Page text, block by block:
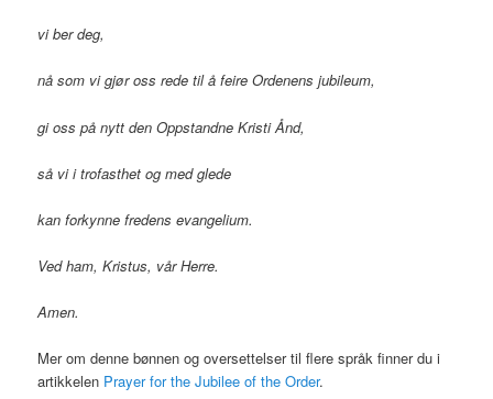
vi ber deg,
nå som vi gjør oss rede til å feire Ordenens jubileum,
gi oss på nytt den Oppstandne Kristi Ånd,
så vi i trofasthet og med glede
kan forkynne fredens evangelium.
Ved ham, Kristus, vår Herre.
Amen.
Mer om denne bønnen og oversettelser til flere språk finner du i
artikkelen Prayer for the Jubilee of the Order.